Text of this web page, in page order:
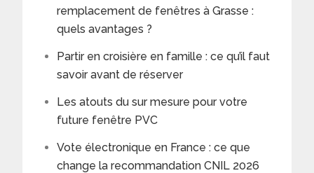
remplacement de fenêtres à Grasse :
quels avantages ?
Partir en croisière en famille : ce qu’il faut
savoir avant de réserver
Les atouts du sur mesure pour votre
future fenêtre PVC
Vote électronique en France : ce que
change la recommandation CNIL 2026